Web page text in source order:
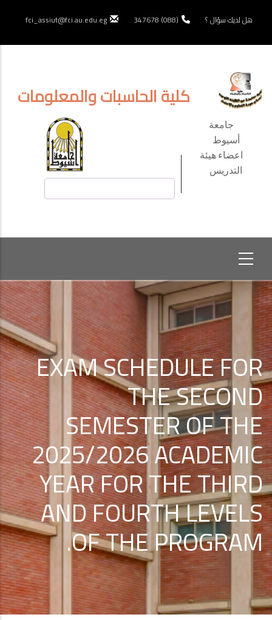
الرئيسي
هل لديك سؤال ؟ (088) 347678
fci_assiut@fci.au.edu.eg
كلية الحاسبات والمعلومات
HEADER
MENU
جامعة
أسيوط
اعضاء هيئة
التدريس
EXAM SCHEDULE FOR
THE SECOND
SEMESTER OF THE
2025/2026 ACADEMIC
YEAR FOR THE THIRD
AND FOURTH LEVELS
OF THE PROGRAM.